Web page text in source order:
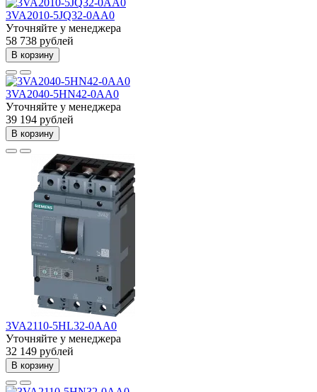
3VA2010-5JQ32-0AA0
Уточняйте у менеджера
58 738 рублей
В корзину
3VA2040-5HN42-0AA0
Уточняйте у менеджера
39 194 рублей
В корзину
3VA2110-5HL32-0AA0
Уточняйте у менеджера
32 149 рублей
В корзину